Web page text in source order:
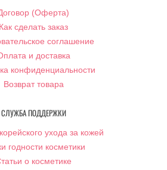
(Оферта)
Как сделать заказ
соглашение
и доставка
конфиденциальности
Возврат товара
СЛУЖБА ПОДДЕРЖКИ
ухода за кожей
годности косметики
о косметике